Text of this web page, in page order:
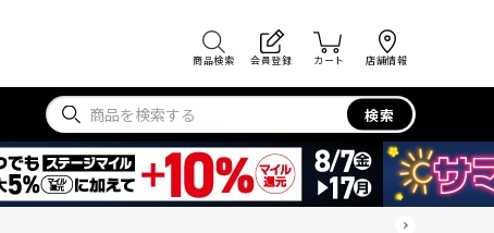
商品検索 会員登録 カート 店舗情報
検索